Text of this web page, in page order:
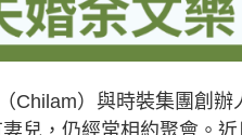
Chilam）與時裝集團創
兒，仍經常相約聚會。